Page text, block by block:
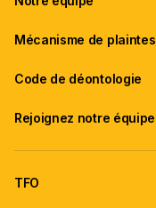
Mécanisme de plaintes
Code de déontologie
Rejoignez notre équipe
TFO